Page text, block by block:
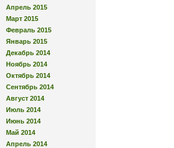
Апрель 2015
Март 2015
Февраль 2015
Январь 2015
Декабрь 2014
Ноябрь 2014
Октябрь 2014
Сентябрь 2014
Август 2014
Июль 2014
Июнь 2014
Май 2014
Апрель 2014